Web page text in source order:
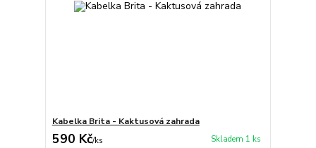
Kabelka Brita - Kaktusová zahrada
590 Kč/ks Skladem 1 ks